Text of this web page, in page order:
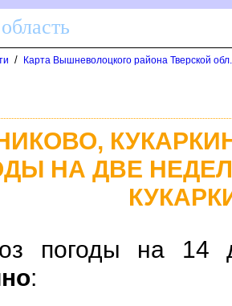
/
Карта Вышневолоцкого района Тверской
НА ДВЕ
погоды на
: